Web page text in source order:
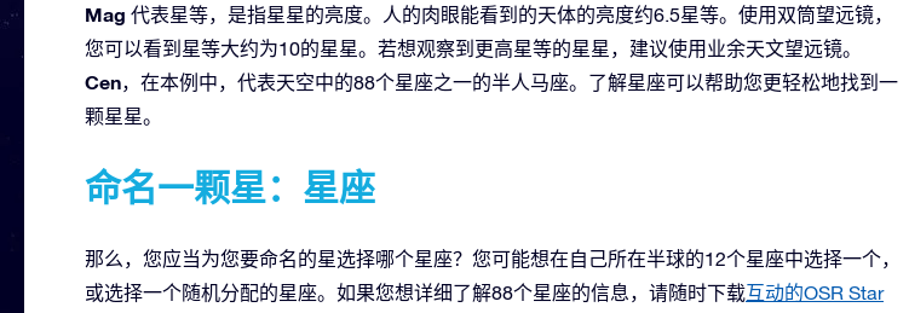
Mag 代表星等，是指星星的亮度。人的肉眼能看到的天体的亮度约6.5星等。使用双筒望远镜，
您可以看到星等大约为10的星星。若想观察到更高星等的星星，建议使用业余天文望远镜。
Cen，在本例中，代表天空中的88个星座之一的半人马座。了解星座可以帮助您更轻松地找到一
颗星星。
命名一颗星：星座
那么，您应当为您要命名的星选择哪个星座？您可能想在自己所在半球的12个星座中选择一个，
或选择一个随机分配的星座。如果您想详细了解88个星座的信息，请随时下载互动的OSR Star